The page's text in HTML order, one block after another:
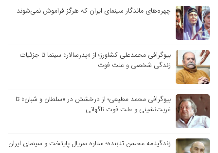
چهره‌های ماندگار سینمای ایران که هرگز فراموش نمی‌شوند
بیوگرافی محمدعلی کشاورز؛ از «پدرسالار» سینما تا جزئیات
زندگی شخصی و علت فوت
بیوگرافی محمد مطیعی؛ از درخشش در «سلطان و شبان» تا
غربت‌نشینی و علت فوت ناگهانی
زندگینامه محسن تنابنده؛ ستاره سریال پایتخت و سینمای ایران